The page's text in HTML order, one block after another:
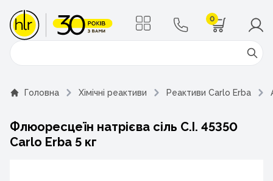
0
Поиск
Головна Хімічні реактиви Реактиви Carlo Erba
Флюоресцеїн натрієва сіль C.I. 45350
Carlo Erba 5 кг